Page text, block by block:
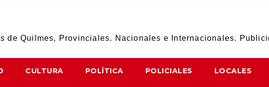
de Quilmes, Provinciales. Nacionales e Internacionales.
CULTURA POLÍTICA POLICIALES LOCALES